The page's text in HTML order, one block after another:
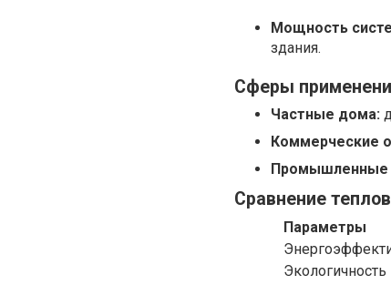
Мощность
здания.
Сферы
Частные дома:
Коммерческие
Сравнение
Параметры
Экологичность